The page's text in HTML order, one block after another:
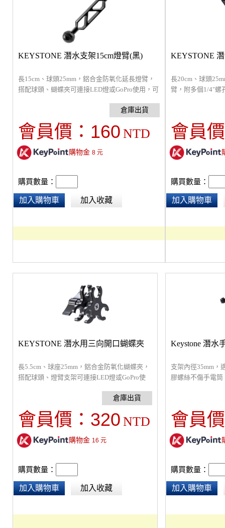
KEYSTONE 潛水支架15cm燈臂(黑)
長15cm、球頭25mm，鋁合金防氧化延長燈臂，
搭配球頭、蝴蝶夾可連接LED燈或GoPro使用，可
會員價： 160 NTD
購物金 8元
購買數量：
加入購物車 加入收藏
KEYSTONE
長20cm、球頭
臂，附多個1/4"螺
會員
購買數量：
加入購物車
KEYSTONE 潛水用三向開口蝴蝶夾
長5.5cm、球座25mm，鋁合金防氧化蝴蝶夾，
搭配球頭、燈臂支架可連接LED燈或GoPro使
會員價： 320 NTD
購物金 16 元
購買數量：
加入購物車 加入收藏
Keystone 潛水
支架內徑35mm，
膠螺絲不傷手電
會員
購買數量：
加入購物車